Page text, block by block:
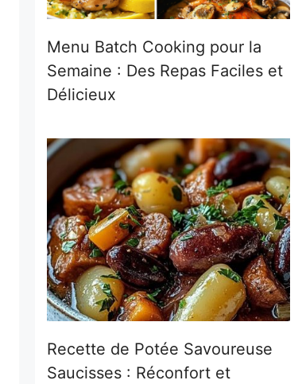
Menu Batch Cooking pour la
Semaine : Des Repas Faciles et
Délicieux
Recette de Potée Savoureuse
Saucisses : Réconfort et